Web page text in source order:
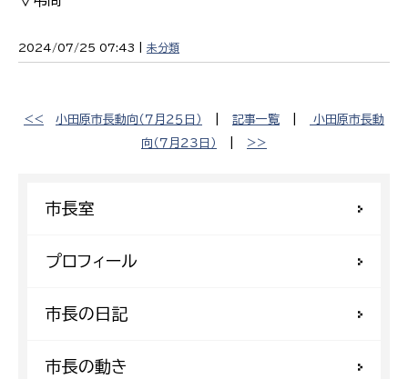
2024/07/25 07:43 | 未分類
<< 小田原市長動向（７月２５日） 記事一覧
小田原市長動
向（７月２３日）
>>
市長室
プロフィール
市長の日記
市長の動き